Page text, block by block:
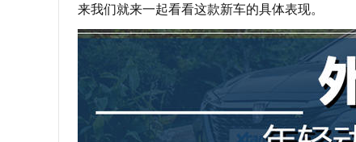
来我们就来一起看看这款新车的具体表现。